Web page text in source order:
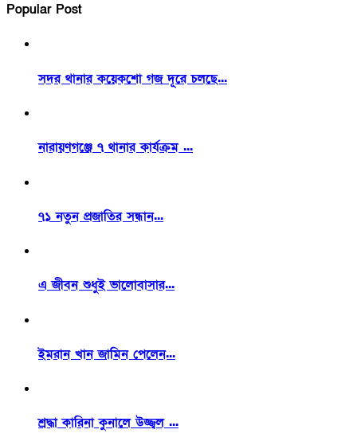
Popular Post
সদর থানার কয়েকশো গজ দূরে চলছে...
নারায়ণগঞ্জে ৭ থানার কার্যক্রম ...
৭১ নতুন প্রজাতির সন্ধান...
এ জীবন শুধুই ভালোবাসার...
ইমরান খান জামিন পেলেন...
শ্রদ্ধা কারিনা কুনালে উজ্জ্বল ...